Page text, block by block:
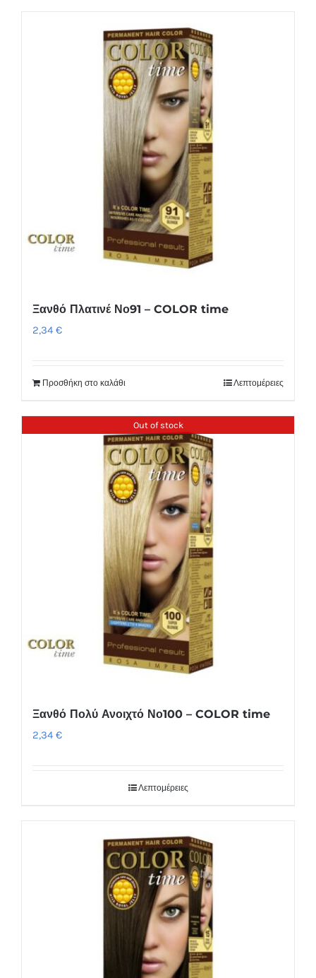
Ξανθό Πλατινέ Νο91 – COLOR time
2,34 €
Προσθήκη στο καλάθι Λεπτομέρειες
Out of stock
Ξανθό Πολύ Ανοιχτό Νο100 – COLOR time
2,34 €
Λεπτομέρειες